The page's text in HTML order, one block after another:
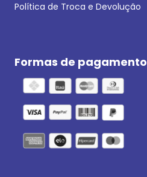
Política de Troca e Devolução
Formas de pagamento